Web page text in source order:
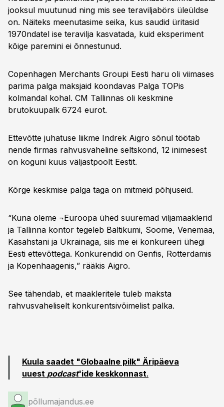
jooksul muutunud ning mis see teraviljabörs üleüldse
on. Näiteks meenutasime seika, kus saudid üritasid
1970ndatel ise teravilja kasvatada, kuid eksperiment
kõige paremini ei õnnestunud.
Copenhagen Merchants Groupi Eesti haru oli viimases
parima palga maksjaid koondavas Palga TOPis
kolmandal kohal. CM Tallinnas oli keskmine
brutokuupalk 6724 eurot.
Ettevõtte juhatuse liikme Indrek Aigro sõnul töötab
nende firmas rahvusvaheline seltskond, 12 inimesest
on koguni kuus väljastpoolt Eestit.
Kõrge keskmise palga taga on mitmeid põhjuseid.
“Kuna oleme ¬Euroopa ühed suuremad viljamaaklerid
ja Tallinna kontor tegeleb Baltikumi, Soome, Venemaa,
Kasahstani ja Ukrainaga, siis me ei konkureeri ühegi
Eesti ettevõttega. Konkurendid on Genfis, Rotterdamis
ja Kopenhaagenis,” rääkis Aigro.
See tähendab, et maakleritele tuleb maksta
rahvusvaheliselt konkurentsivõimelist palka.
Kuula saadet "Globaalne pilk" Äripäeva
uuest podcast'ide keskkonnast.
põllumajandus.ee